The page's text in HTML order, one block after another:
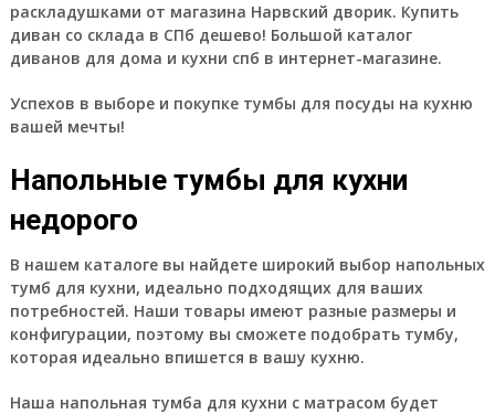
раскладушками от магазина Нарвский дворик. Купить
диван со склада в СПб дешево! Большой каталог
диванов для дома и кухни спб в интернет-магазине.
Успехов в выборе и покупке тумбы для посуды на кухню
вашей мечты!
Напольные тумбы для кухни
недорого
В нашем каталоге вы найдете широкий выбор напольных
тумб для кухни, идеально подходящих для ваших
потребностей. Наши товары имеют разные размеры и
конфигурации, поэтому вы сможете подобрать тумбу,
которая идеально впишется в вашу кухню.
Наша напольная тумба для кухни с матрасом будет